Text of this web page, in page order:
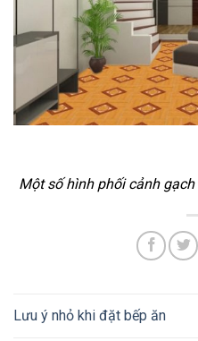
Một số hình phối cảnh gạch
Lưu ý nhỏ khi đặt bếp ăn